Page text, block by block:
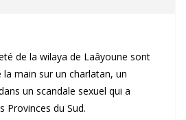
de la wilaya de Laâyoune sont
main sur un charlatan, un
un scandale sexuel qui a
Provinces du Sud.